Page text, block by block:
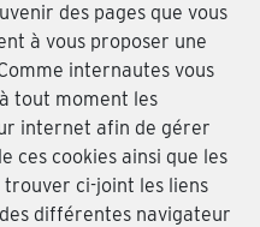
des pages que vous
à vous proposer une
internautes vous
tout moment les
internet afin de gérer
ces cookies ainsi que les
ci-joint les liens
différentes navigateur